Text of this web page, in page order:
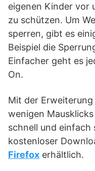
eigenen Kinder vor
zu schützen. Um
sperren, gibt es
Beispiel die
Einfacher geht es
On.
Mit der Erweiterung
wenigen
schnell und einfach
kostenloser
Firefox erhältlich.